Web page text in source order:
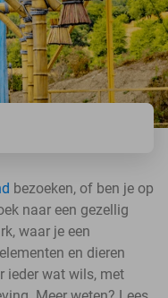
bezoeken, of ben je op
naar een gezellig
waar je een
en dieren
ieder wat wils, met